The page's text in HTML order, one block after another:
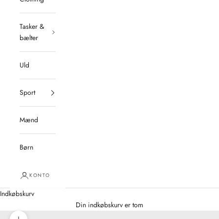
Tasker &
bælter
Uld
Sport
Mænd
Børn
KONTO
Indkøbskurv
Din indkøbskurv er tom